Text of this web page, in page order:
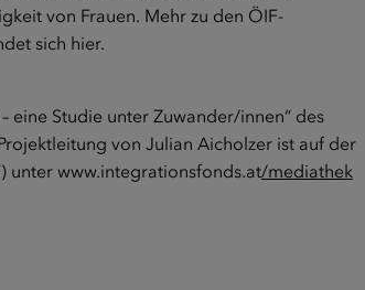
von Frauen. Mehr zu den ÖIF-
sich hier.
eine Studie unter Zuwander/innen“ des
von Julian Aicholzer ist auf der
unter www.integrationsfonds.at/mediathek